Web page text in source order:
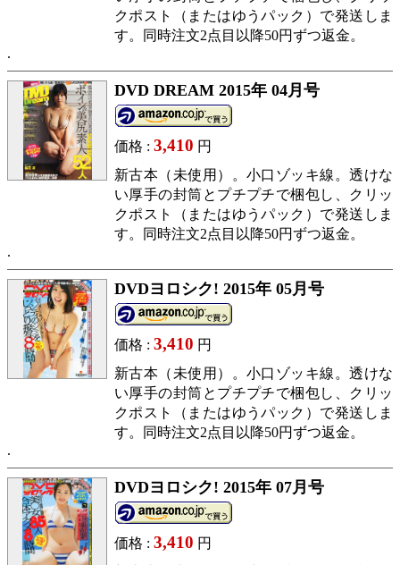
クポスト（またはゆうパック）で発送しま
す。同時注文2点目以降50円ずつ返金。
DVD DREAM 2015年 04月号
価格 : 3,410 円
新古本（未使用）。小口ゾッキ線。透けな
い厚手の封筒とプチプチで梱包し、クリッ
クポスト（またはゆうパック）で発送しま
す。同時注文2点目以降50円ずつ返金。
DVDヨロシク! 2015年 05月号
価格 : 3,410 円
新古本（未使用）。小口ゾッキ線。透けな
い厚手の封筒とプチプチで梱包し、クリッ
クポスト（またはゆうパック）で発送しま
す。同時注文2点目以降50円ずつ返金。
DVDヨロシク! 2015年 07月号
価格 : 3,410 円